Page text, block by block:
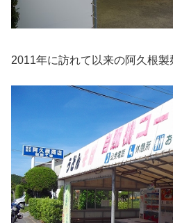
2011年に訪れて以来の阿久根製